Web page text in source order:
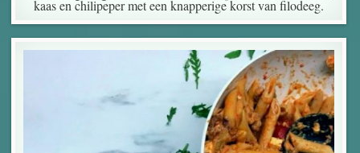
kaas en chilipeper met een knapperige korst van filodeeg.